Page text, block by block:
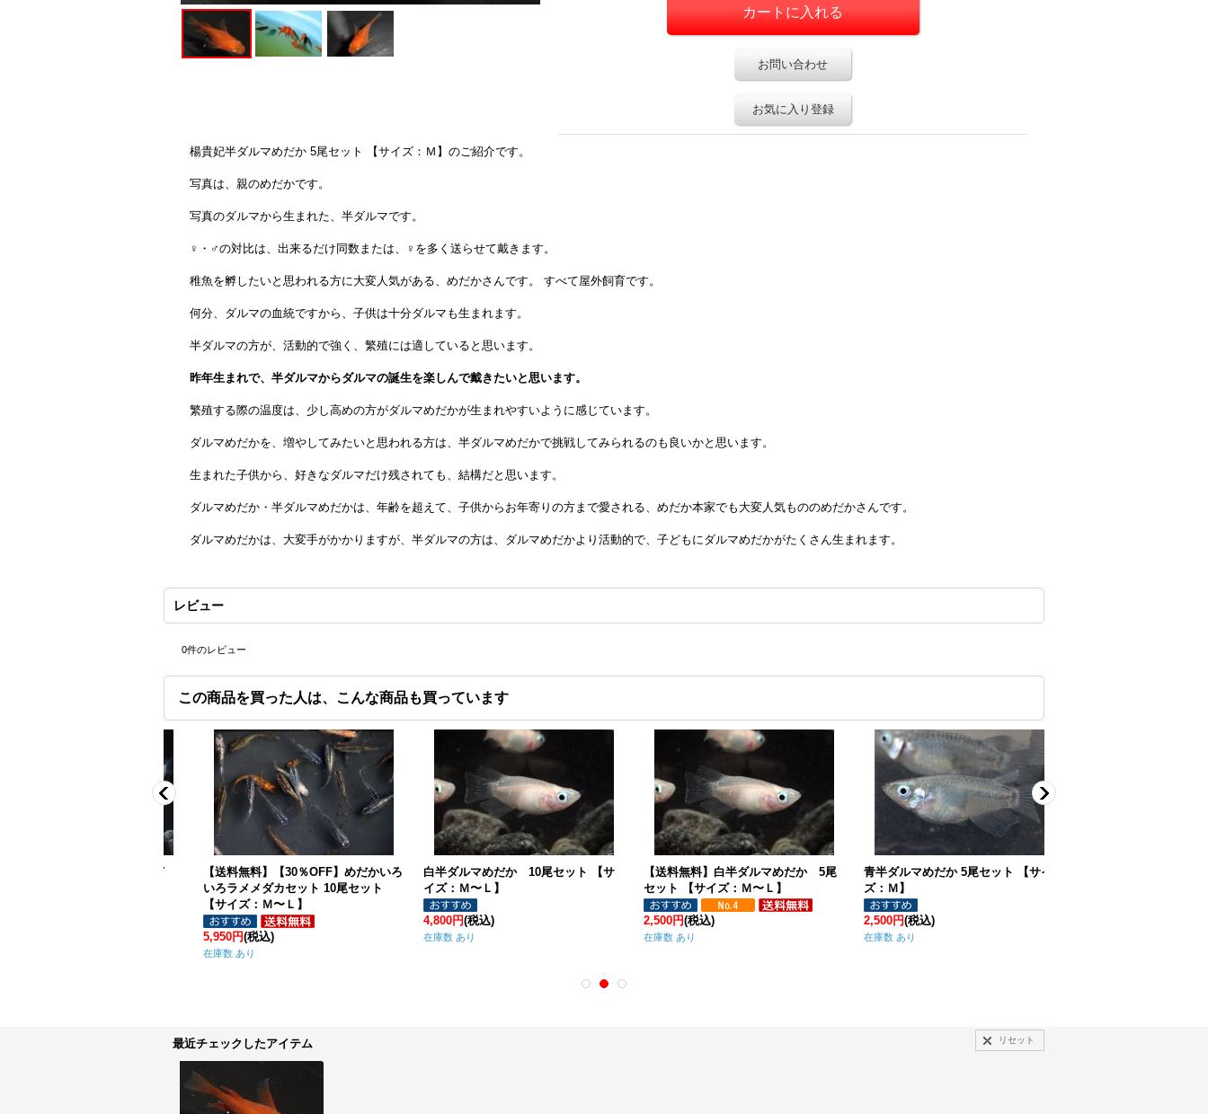
お問い合わせ
お気に入り登録
楊貴妃半ダルマめだか 5尾セット 【サイズ：Ｍ】のご紹介です。
写真は、親のめだかです。
写真のダルマから生まれた、半ダルマです。
♀・♂の対比は、出来るだけ同数または、♀を多く送らせて戴きます。
稚魚を孵したいと思われる方に大変人気がある、めだかさんです。 すべて屋外飼育です。
何分、ダルマの血統ですから、子供は十分ダルマも生まれます。
半ダルマの方が、活動的で強く、繁殖には適していると思います。
昨年生まれで、半ダルマからダルマの誕生を楽しんで戴きたいと思います。
繁殖する際の温度は、少し高めの方がダルマめだかが生まれやすいように感じています。
ダルマめだかを、増やしてみたいと思われる方は、半ダルマめだかで挑戦してみられるのも良いかと思います。
生まれた子供から、好きなダルマだけ残されても、結構だと思います。
ダルマめだか・半ダルマめだかは、年齢を超えて、子供からお年寄りの方まで愛される、めだか本家でも大変人気もののめだかさんです。
ダルマめだかは、大変手がかかりますが、半ダルマの方は、ダルマめだかより活動的で、子どもにダルマめだかがたくさん生まれます。
レビュー
0件のレビュー
この商品を買った人は、こんな商品も買っています
青半ダルマめだか 5尾セット 【サイ
ズ：Ｍ】
2,500円(税込)
在庫数 あり
楊貴妃めだか 10尾セット 【サイズ：
Ｍ〜Ｌ】
2,000円(税込)
在庫数 あり
白ダルマめだか 5尾セット 【サイズ：
Ｍ〜Ｌ】
4,000円(税込)
在庫数 あり
白ダルマめだか ♂1＋♀3尾セット 【サ
イズ：Ｍ〜Ｌ】
3,500円(税込)
在庫数 あり
最近チェックしたアイテム